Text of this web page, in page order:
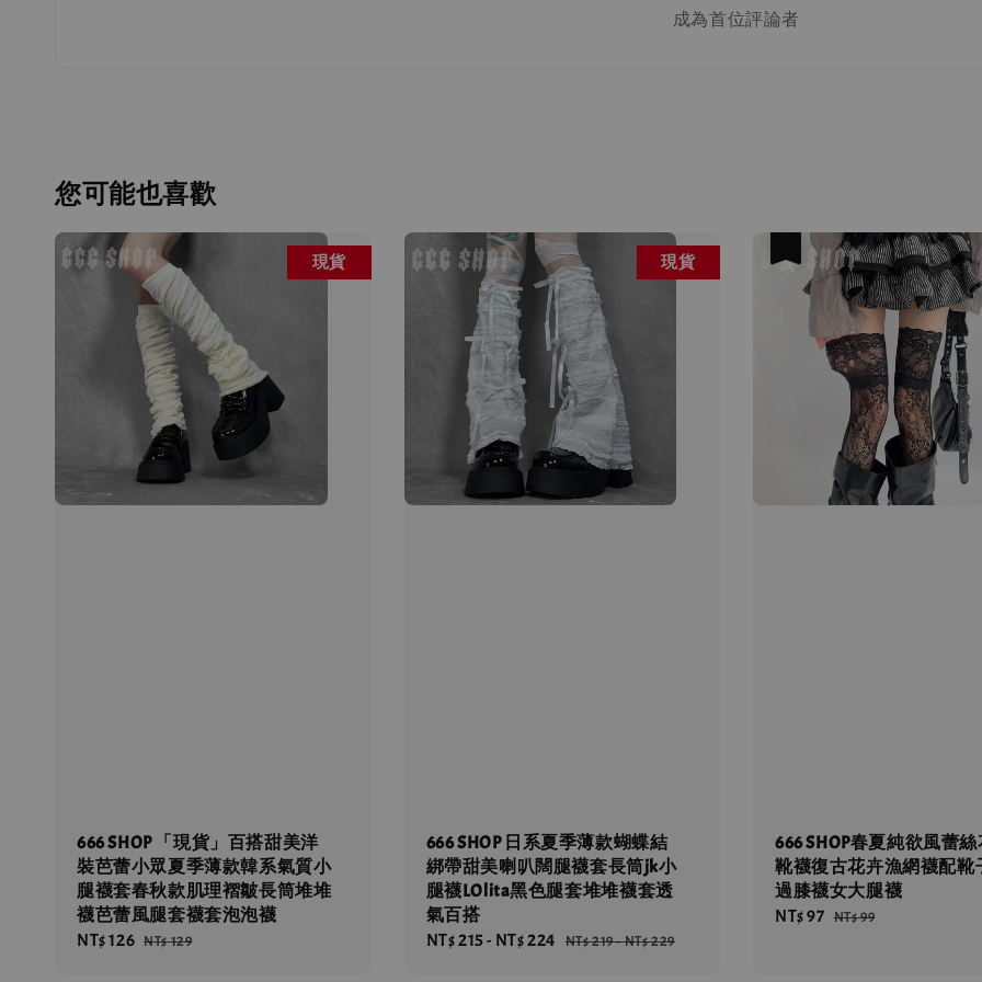
成為首位評論者
您可能也喜歡
現貨
666 SHOP 「現貨」百搭甜美洋
裝芭蕾小眾夏季薄款韓系氣質小
腿襪套春秋款肌理褶皺長筒堆堆
襪芭蕾風腿套襪套泡泡襪
Sale
NT$ 126 Regular
NT$ 129
現貨
666 SHOP 日系夏季薄款蝴蝶結
綁帶甜美喇叭闊腿襪套長筒jk小
腿襪LOlita黑色腿套堆堆襪套透
氣百搭
Sale
NT$ 215- NT$ 224 Regular
NT$ 219-NT$ 229
666 SHOP春夏純欲風蕾
靴襪復古花卉漁網襪配靴
過膝襪女大腿襪
Sale
NT$ 97 Regular
NT$ 99